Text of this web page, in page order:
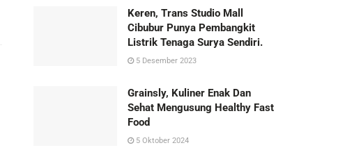
Keren, Trans Studio Mall
Cibubur Punya Pembangkit
Listrik Tenaga Surya Sendiri.
5 Desember 2023
Grainsly, Kuliner Enak Dan
Sehat Mengusung Healthy Fast
Food
5 Oktober 2024